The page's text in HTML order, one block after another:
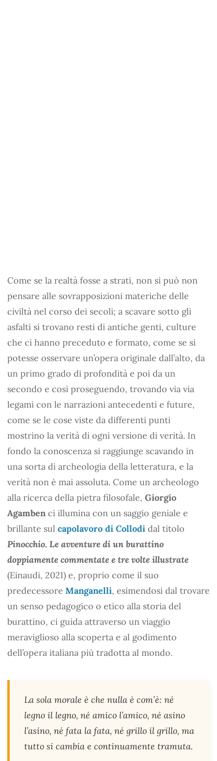
Come se la realtà fosse a strati, non si può non
pensare alle sovrapposizioni materiche delle
civiltà nel corso dei secoli; a scavare sotto gli
asfalti si trovano resti di antiche genti, culture
che ci hanno preceduto e formato, come se si
potesse osservare un’opera originale dall’alto, da
un primo grado di profondità e poi da un
secondo e così proseguendo, trovando via via
legami con le narrazioni antecedenti e future,
come se le cose viste da differenti punti
mostrino la verità di ogni versione di verità. In
fondo la conoscenza si raggiunge scavando in
una sorta di archeologia della letteratura, e la
verità non è mai assoluta. Come un archeologo
alla ricerca della pietra filosofale, Giorgio
Agamben ci illumina con un saggio geniale e
brillante sul capolavoro di Collodi dal titolo
Pinocchio. Le avventure di un burattino
doppiamente commentate e tre volte illustrate
(Einaudi, 2021) e, proprio come il suo
predecessore Manganelli, esimendosi dal trovare
un senso pedagogico o etico alla storia del
burattino, ci guida attraverso un viaggio
meraviglioso alla scoperta e al godimento
dell’opera italiana più tradotta al mondo.
La sola morale è che nulla è com’è: né
legno il legno, né amico l’amico, né asino
l’asino, né fata la fata, né grillo il grillo, ma
tutto si cambia e continuamente tramuta.